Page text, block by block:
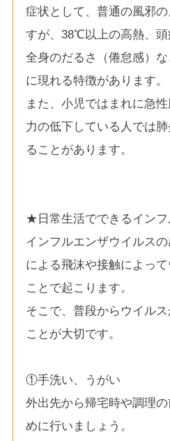
症状として、普通の風邪
すが、38℃以上の高熱、頭
全身のだるさ（倦怠感）
に現れる特徴があります。
また、小児ではまれに急
力の低下している人では
ることがあります。
★日常生活でできるイン
インフルエンザウイルス
による飛沫や接触によっ
ことで起こります。
そこで、普段からウイル
ことが大切です。
①手洗い、うがい
外出先から帰宅時や調理
めに行いましょう。